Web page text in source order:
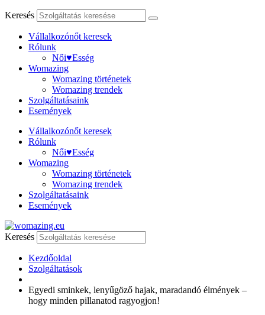
Keresés
Vállalkozónőt keresek
Rólunk
Női♥Esség
Womazing
Womazing történetek
Womazing trendek
Szolgáltatásaink
Események
Vállalkozónőt keresek
Rólunk
Női♥Esség
Womazing
Womazing történetek
Womazing trendek
Szolgáltatásaink
Események
Keresés
Kezdőoldal
Szolgáltatások
Egyedi sminkek, lenyűgöző hajak, maradandó élmények –
hogy minden pillanatod ragyogjon!